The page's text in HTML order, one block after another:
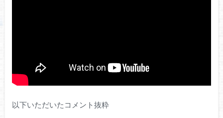
以下いただいたコメント抜粋